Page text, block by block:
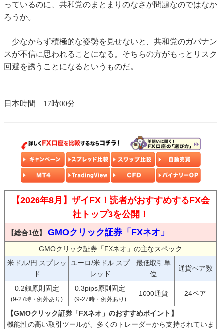
っているのに、共和党のまとまりのなさが問題なのではなか
ろうか。
少なからず積極的な姿勢を見せないと、共和党のガバナン
スが不信に思われることになる。そちらの方がもっとリスク
回避を誘うことになるというものだ。
日本時間 17時00分
【2026年8月】ザイFX！読者がおすすめするFX会
社トップ3を公開！
【総合1位】 GMOクリック証券「FXネオ」
GMOクリック証券「FXネオ」の主なスペック
米ドル/円 スプレッ
ド
ユーロ/米ドル スプ
レッド
最低取引単
位
通貨ペア数
0.2銭原則固定
(9-27時・例外あり)
0.3pips原則固定
(9-27時・例外あり)
1000通貨 24ペア
【GMOクリック証券「FXネオ」のおすすめポイント】
機能性の高い取引ツールが、多くのトレーダーから支持されていま